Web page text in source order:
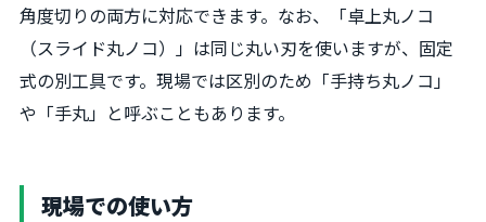
角度切りの両方に対応できます。なお、「卓上丸ノコ
（スライド丸ノコ）」は同じ丸い刃を使いますが、固定
式の別工具です。現場では区別のため「手持ち丸ノコ」
や「手丸」と呼ぶこともあります。
現場での使い方